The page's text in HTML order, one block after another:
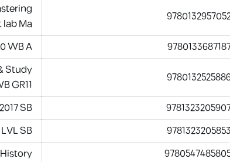
Ma
WB A
Study
GR11
SB
9781323205853
SB